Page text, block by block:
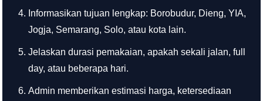
Informasikan tujuan lengkap: Borobudur, Dieng, YIA,
Jogja, Semarang, Solo, atau kota lain.
Jelaskan durasi pemakaian, apakah sekali jalan, full
day, atau beberapa hari.
Admin memberikan estimasi harga, ketersediaan